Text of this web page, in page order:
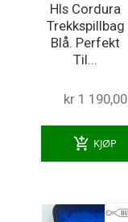
Hls Cordura
Trekkspillbag
Blå. Perfekt
Til...
kr 1 190,00
add_shopping_cart KJØP